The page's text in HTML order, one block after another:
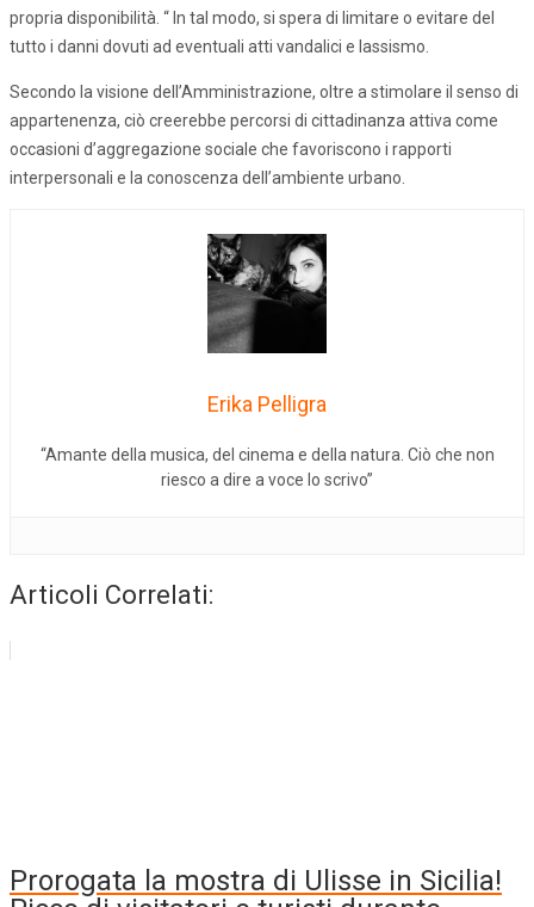
propria disponibilità. “ In tal modo, si spera di limitare o evitare del
tutto i danni dovuti ad eventuali atti vandalici e lassismo.
Secondo la visione dell’Amministrazione, oltre a stimolare il senso di
appartenenza, ciò creerebbe percorsi di cittadinanza attiva come
occasioni d’aggregazione sociale che favoriscono i rapporti
interpersonali e la conoscenza dell’ambiente urbano.
Erika Pelligra
“Amante della musica, del cinema e della natura. Ciò che non
riesco a dire a voce lo scrivo”
Articoli Correlati:
Prorogata la mostra di Ulisse in Sicilia!